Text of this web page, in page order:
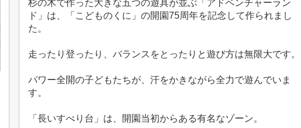
杉の木で作った大きな五つの遊具が並ぶ「アドベンチャーラン
ド」は、「こどものくに」の開園75周年を記念して作られまし
た。
走ったり登ったり、バランスをとったりと遊び方は無限大です。
パワー全開の子どもたちが、汗をかきながら全力で遊んでいま
す。
「長いすべり台」は、開園当初からある有名なゾーン。